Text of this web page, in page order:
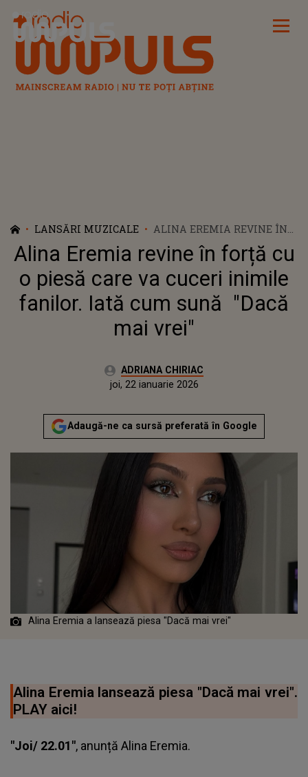
Radio Impuls
LANSĂRI MUZICALE
ALINA EREMIA REVINE ÎN
FORȚĂ CU O PIESĂ CARE VA
CUCERI INIMILE FANILOR.
IATĂ CUM SUNĂ "DACĂ
MAI VREI"
Alina Eremia revine în forță cu
o piesă care va cuceri inimile
fanilor. Iată cum sună "Dacă
mai vrei"
Autor:ADRIANA CHIRIAC
Actualizat:
joi, 22 ianuarie 2026
Adaugă-ne ca sursă preferată în Google
Alina Eremia a lansează piesa "Dacă mai vrei"
Alina Eremia lansează piesa "Dacă mai vrei".
PLAY aici!
"Joi/ 22.01", anunță Alina Eremia.